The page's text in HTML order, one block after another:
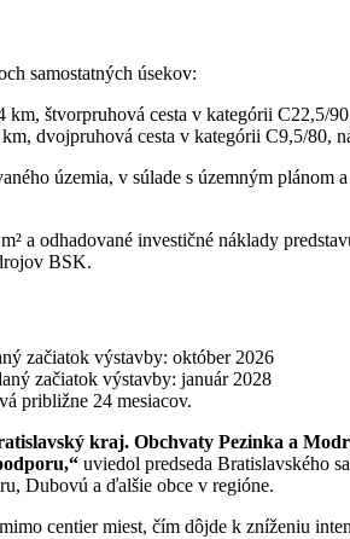
samostatných úsekov:
km, štvorpruhová cesta v kategórii C22,5/
dvojpruhová cesta v kategórii C9,5/80,
územia, v súlade s územným
a odhadované investičné náklady
BSK.
začiatok výstavby: október 2026
začiatok výstavby: január 2028
približne 24 mesiacov.
kraj. Obchvaty Pezinka a
uviedol predseda Bratislavského
Dubovú a ďalšie obce v regióne.
centier miest, čím dôjde k zníženiu